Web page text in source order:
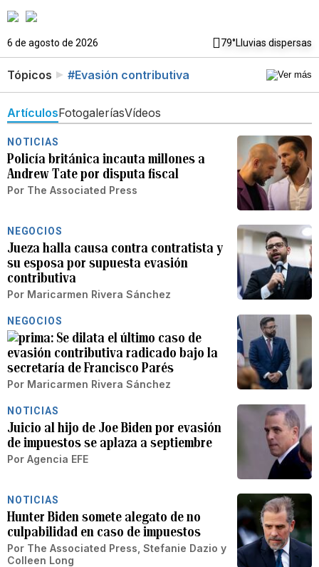
6 de agosto de 2026 79°Lluvias dispersas
Tópicos #Evasión contributiva
ArtículosFotogaleríasVídeos
NOTICIAS
Policía británica incauta millones a
Andrew Tate por disputa fiscal
Por The Associated Press
NEGOCIOS
Jueza halla causa contra contratista y
su esposa por supuesta evasión
contributiva
Por Maricarmen Rivera Sánchez
NEGOCIOS
Se dilata el último caso de
evasión contributiva radicado bajo la
secretaría de Francisco Parés
Por Maricarmen Rivera Sánchez
NOTICIAS
Juicio al hijo de Joe Biden por evasión
de impuestos se aplaza a septiembre
Por Agencia EFE
NOTICIAS
Hunter Biden somete alegato de no
culpabilidad en caso de impuestos
Por The Associated Press Stefanie Dazio y
Colleen Long